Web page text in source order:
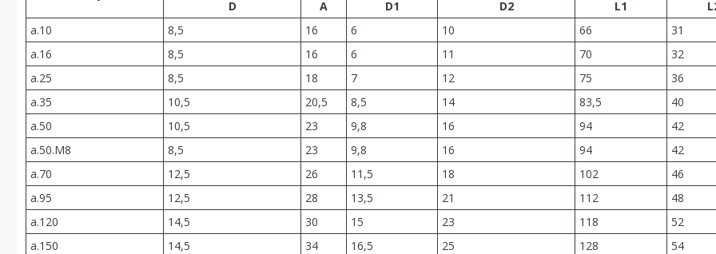
D
A D1 D2 L1
a.10
8,5 16 6 10 66
31
a.16
8,5 16 6 11 70
32
a.25
8,5 18 7 12 75
36
a.35
10,5 20,5 8,5 14 83,5
40
a.50
10,5 23 9,8 16 94
42
a.50.М8
8,5 23 9,8 16 94
42
a.70
12,5 26 11,5 18 102
46
a.95
12,5 28 13,5 21 112
48
a.120
14,5 30 15 23 118
52
a.150
14,5 34 16,5 25 128
54